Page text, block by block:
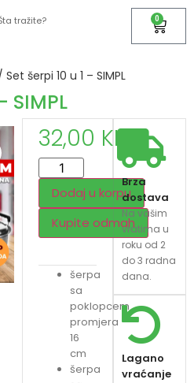
0
Set šerpi 10 u 1 – SIMPL
SIMPL
32,00 KM
Dodaj u korpu
Kupite odmah
šerpa
sa
poklopcem
promjera
16
cm
šerpa
Brza
dostava
Na vašim
vratima u
roku od 2
do 3 radna
dana.
Lagano
vraćanje